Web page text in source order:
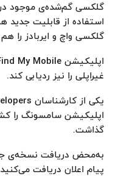
گلکسی گم‌شده‌ی موجود در
استفاده از قابلیت جدید
گلکسی واچ و ایربادز را هم
غیراپلی را نیز ردیابی کند.
اپلیکیشن سامسونگ را
گذاشت.
پیام اعلان دریافت